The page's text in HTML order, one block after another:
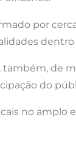
por
dentro
também, de
do
no amplo